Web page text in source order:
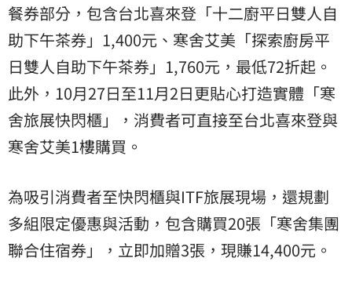
餐券部分，包含台北喜來登「十二廚平日雙人自
助下午茶券」1,400元、寒舍艾美「探索廚房平
日雙人自助下午茶券」1,760元，最低72折起。
此外，10月27日至11月2日更貼心打造實體「寒
舍旅展快閃櫃」，消費者可直接至台北喜來登與
寒舍艾美1樓購買。
為吸引消費者至快閃櫃與ITF旅展現場，還規劃
多組限定優惠與活動，包含購買20張「寒舍集團
聯合住宿券」，立即加贈3張，現賺14,400元。